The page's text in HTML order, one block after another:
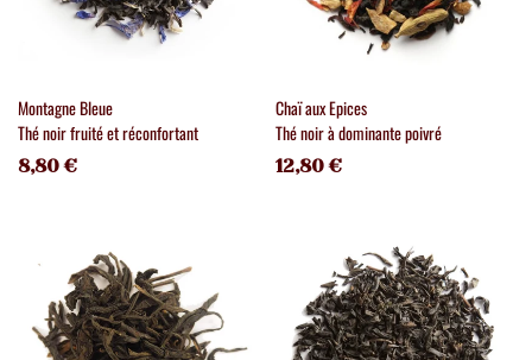
Montagne Bleue
Thé noir fruité et réconfortant
8,80 €
Chaï aux Epices
Thé noir à dominante poivré
12,80 €